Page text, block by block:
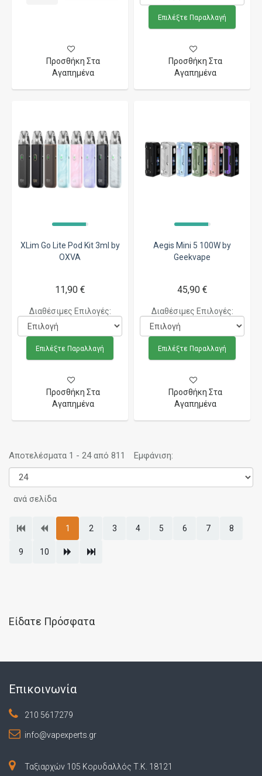
Προσθήκη Στα
Αγαπημένα
Επιλέξτε Παραλλαγή
Προσθήκη Στα
Αγαπημένα
XLim Go Lite Pod Kit 3ml by
OXVA
11,90 €
Διαθέσιμες Επιλογές:
Επιλέξτε Παραλλαγή
Προσθήκη Στα
Αγαπημένα
Aegis Mini 5 100W by
Geekvape
45,90 €
Διαθέσιμες Επιλογές:
Επιλέξτε Παραλλαγή
Προσθήκη Στα
Αγαπημένα
Αποτελέσματα 1 - 24 από 811 Εμφάνιση:
ανά σελίδα
1 2 3 4 5 6 7 8
9 10
Είδατε Πρόσφατα
Επικοινωνία
210 5617279
info@vapexperts.gr
Ταξιαρχών 105 Κορυδαλλός Τ.Κ. 18121